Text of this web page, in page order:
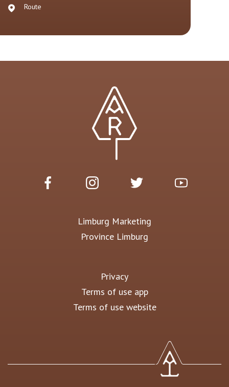
Route
Limburg Marketing
Province Limburg
Privacy
Terms of use app
Terms of use website